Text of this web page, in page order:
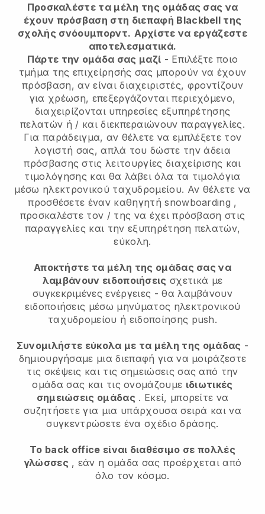
Προσκαλέστε τα μέλη της ομάδας σας να
έχουν πρόσβαση στη διεπαφή Blackbell της
σχολής σνόουμπορντ. Αρχίστε να εργάζεστε
αποτελεσματικά.
Πάρτε την ομάδα σας μαζί - Επιλέξτε ποιο
τμήμα της επιχείρησής σας μπορούν να έχουν
πρόσβαση, αν είναι διαχειριστές, φροντίζουν
για χρέωση, επεξεργάζονται περιεχόμενο,
διαχειρίζονται υπηρεσίες εξυπηρέτησης
πελατών ή / και διεκπεραιώνουν παραγγελίες.
Για παράδειγμα, αν θέλετε να εμπλέξετε τον
λογιστή σας, απλά του δώστε την άδεια
πρόσβασης στις λειτουργίες διαχείρισης και
τιμολόγησης και θα λάβει όλα τα τιμολόγια
μέσω ηλεκτρονικού ταχυδρομείου. Αν θέλετε να
προσθέσετε έναν καθηγητή snowboarding ,
προσκαλέστε τον / της να έχει πρόσβαση στις
παραγγελίες και την εξυπηρέτηση πελατών,
εύκολη.
Αποκτήστε τα μέλη της ομάδας σας να
λαμβάνουν ειδοποιήσεις σχετικά με
συγκεκριμένες ενέργειες - θα λαμβάνουν
ειδοποιήσεις μέσω μηνύματος ηλεκτρονικού
ταχυδρομείου ή ειδοποίησης push.
Συνομιλήστε εύκολα με τα μέλη της ομάδας -
δημιουργήσαμε μια διεπαφή για να μοιράζεστε
τις σκέψεις και τις σημειώσεις σας από την
ομάδα σας και τις ονομάζουμε ιδιωτικές
σημειώσεις ομάδας . Εκεί, μπορείτε να
συζητήσετε για μια υπάρχουσα σειρά και να
συγκεντρώσετε ένα σχέδιο δράσης.
Το back office είναι διαθέσιμο σε πολλές
γλώσσες , εάν η ομάδα σας προέρχεται από
όλο τον κόσμο.